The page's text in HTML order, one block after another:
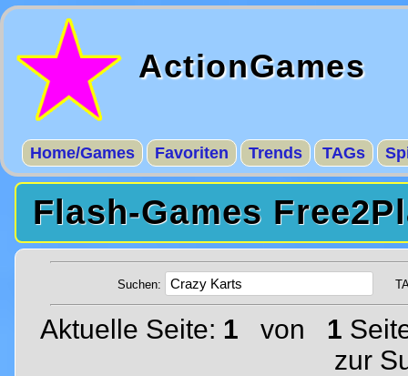
ActionGames
Home/Games Favoriten Trends TAGs
Flash-Games
Suchen:
Aktuelle Seite: 1 von 1
zur